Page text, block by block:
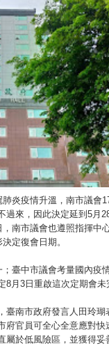
炎疫情升溫，南市議會
過來，因此決定延到5月
南市議會也遵照指揮中
定復會日期。
臺中市議會考量國內疫
月3日重啟這次定期會未
臺南市政府發言人田玲瑚
府官員可全心全意應對快
屬於低風險區，並獲得妥